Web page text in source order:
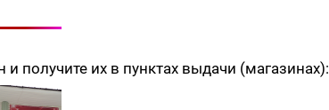
получите их в пунктах выдачи (магазинах):